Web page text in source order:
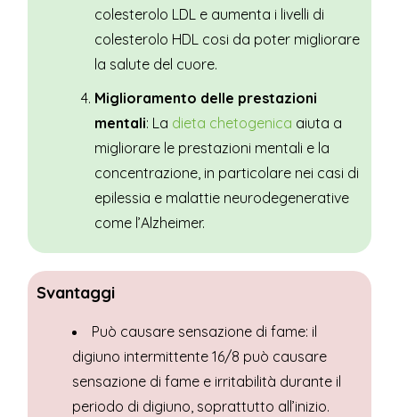
colesterolo LDL e aumenta i livelli di
colesterolo HDL cosi da poter migliorare
la salute del cuore.
Miglioramento delle prestazioni
mentali: La dieta chetogenica aiuta a
migliorare le prestazioni mentali e la
concentrazione, in particolare nei casi di
epilessia e malattie neurodegenerative
come l’Alzheimer.
Svantaggi
Può causare sensazione di fame: il
digiuno intermittente 16/8 può causare
sensazione di fame e irritabilità durante il
periodo di digiuno, soprattutto all’inizio.